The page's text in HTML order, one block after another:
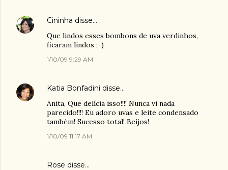
Cininha disse…
Que lindos esses bombons de uva verdinhos,
ficaram lindos ;-)
1/10/09 9:29 AM
Katia Bonfadini disse…
Anita, Que delícia isso!!!! Nunca vi nada
parecido!!!! Eu adoro uvas e leite condensado
também! Sucesso total! Beijos!
1/10/09 11:17 AM
Rose disse…